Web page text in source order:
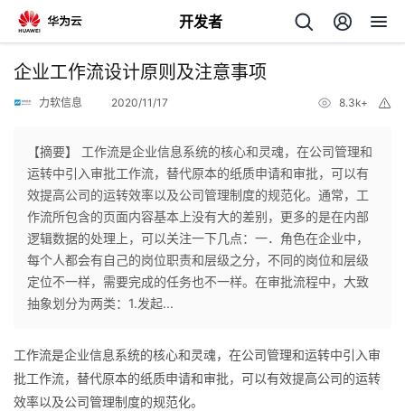
开发者
返
个
人
主
页
我
的
开
发
我
的
开
我
的
我
企业工作流设计原则及注意事项
力软信息 2020/11/17 8.3k+
【摘要】 工作流是企业信息系统的核心和灵魂，在公司管理和
运转中引入审批工作流，替代原本的纸质申请和审批，可以有
效提高公司的运转效率以及公司管理制度的规范化。通常，工
作流所包含的页面内容基本上没有大的差别，更多的是在内部
逻辑数据的处理上，可以关注一下几点：一．角色在企业中，
每个人都会有自己的岗位职责和层级之分，不同的岗位和层级
定位不一样，需要完成的任务也不一样。在审批流程中，大致
抽象划分为两类：1.发起...
工作流是企业信息系统的核心和灵魂，在公司管理和运转中引入审
批工作流，替代原本的纸质申请和审批，可以有效提高公司的运转
效率以及公司管理制度的规范化。